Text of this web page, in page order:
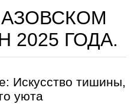
2025 ГОДА.
Искусство тишины,
уюта